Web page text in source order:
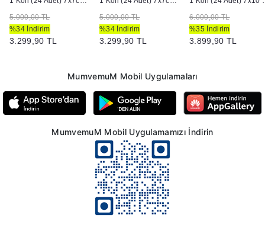
5.000,00 TL
%34 İndirim
3.299,90 TL
5.000,00 TL
%34 İndirim
3.299,90 TL
6.000,00 TL
%35 İndirim
3.899,90 TL
MumvemuM Mobil Uygulamaları
MumvemuM Mobil Uygulamamızı İndirin